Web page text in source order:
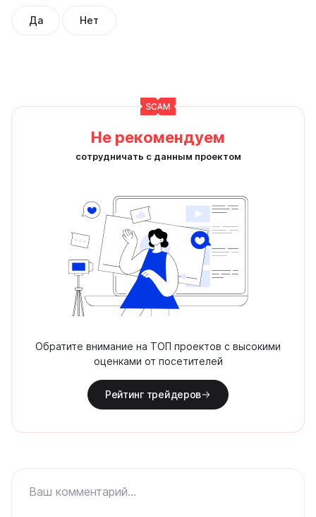
Да Нет
Не рекомендуем
сотрудничать с данным проектом
Обратите внимание на ТОП проектов с высокими
оценками от посетителей
Рейтинг трейдеров
Ваш комментарий...